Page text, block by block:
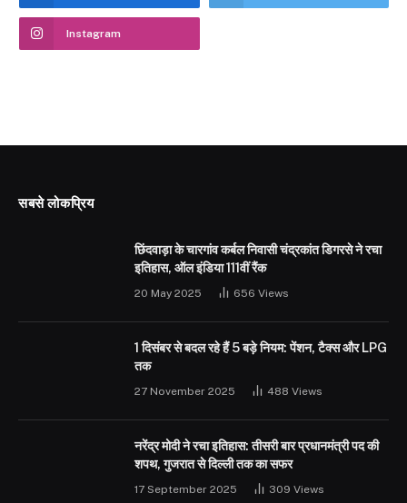
Instagram
सबसे लोकप्रिय
छिंदवाड़ा के चारगांव कर्बल निवासी चंद्रकांत डिगरसे ने रचा
इतिहास, ऑल इंडिया 111वीं रैंक
20 May 2025 656 Views
1 दिसंबर से बदल रहे हैं 5 बड़े नियम: पेंशन, टैक्स और LPG
तक
27 November 2025 488 Views
नरेंद्र मोदी ने रचा इतिहास: तीसरी बार प्रधानमंत्री पद की
शपथ, गुजरात से दिल्ली तक का सफर
17 September 2025 309 Views